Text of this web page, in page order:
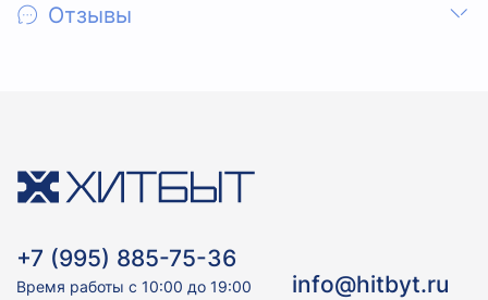
Отзывы
+7 (995) 885-75-36
Время работы с 10:00 до 19:00 info@hitbyt.ru